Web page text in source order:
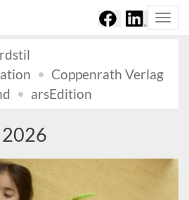
Coppenrath Verlag
arsEdition